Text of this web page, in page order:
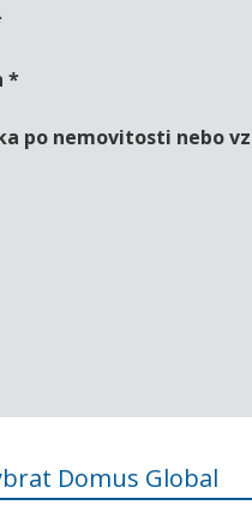
*
po nemovitosti nebo
Domus Global